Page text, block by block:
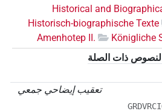
Historical and
Historisch-biographische Texte
Königliche
Amenhotep II.
ذات الصلة
تعقيب إيضاحي جمعي